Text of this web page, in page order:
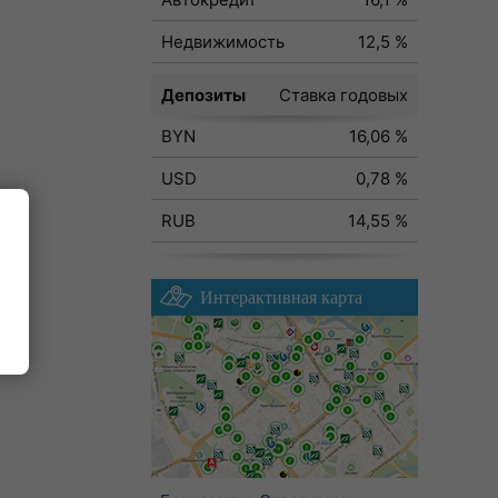
Недвижимость
12,5 %
Депозиты
Ставка годовых
BYN
16,06 %
USD
0,78 %
RUB
14,55 %
Интерактивная карта